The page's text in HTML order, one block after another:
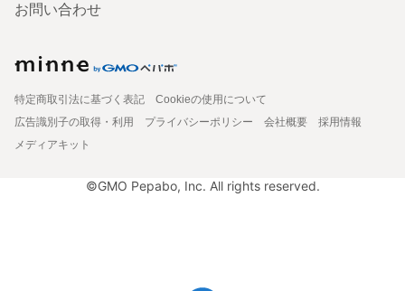
お問い合わせ
特定商取引法に基づく表記
Cookieの使用について
広告識別子の取得・利用
プライバシーポリシー 会社概要
採用情報
メディアキット
©GMO Pepabo, Inc. All rights reserved.